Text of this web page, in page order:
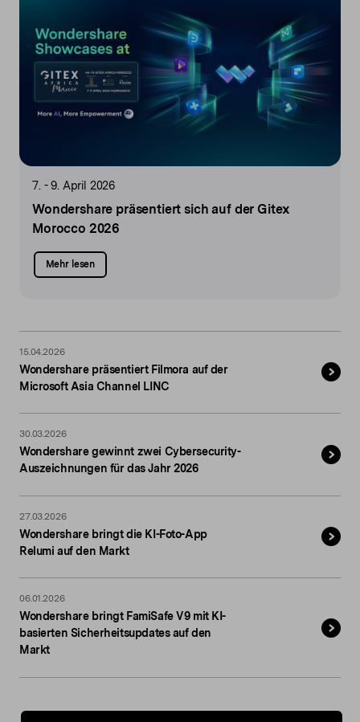
7. - 9. April 2026
Wondershare präsentiert sich auf der Gitex
Morocco 2026
Mehr lesen
15.04.2026
Wondershare präsentiert Filmora auf der
Microsoft Asia Channel LINC
30.03.2026
Wondershare gewinnt zwei Cybersecurity-
Auszeichnungen für das Jahr 2026
27.03.2026
Wondershare bringt die KI-Foto-App
Relumi auf den Markt
06.01.2026
Wondershare bringt FamiSafe V9 mit KI-
basierten Sicherheitsupdates auf den
Markt